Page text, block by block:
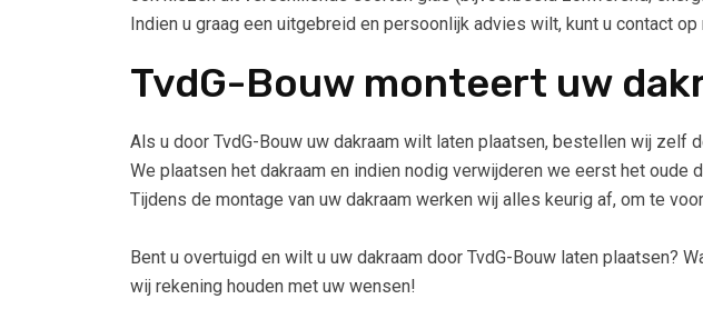
Indien u graag een uitgebreid en persoonlijk advies wilt, kunt u contact
TvdG-Bouw monteert uw
Als u door TvdG-Bouw uw dakraam wilt laten plaatsen, bestellen wij zelf
We plaatsen het dakraam en indien nodig verwijderen we eerst het oude
Tijdens de montage van uw dakraam werken wij alles keurig af, om te
Bent u overtuigd en wilt u uw dakraam door TvdG-Bouw laten plaatsen?
wij rekening houden met uw wensen!